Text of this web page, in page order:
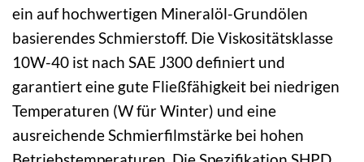
ein auf hochwertigen Mineralöl-Grundölen
basierendes Schmierstoff. Die Viskositätsklasse
10W-40 ist nach SAE J300 definiert und
garantiert eine gute Fließfähigkeit bei niedrigen
Temperaturen (W für Winter) und eine
ausreichende Schmierfilmstärke bei hohen